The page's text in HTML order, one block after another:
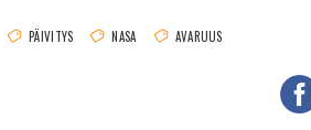
PÄIVITYS NASA AVARUUS